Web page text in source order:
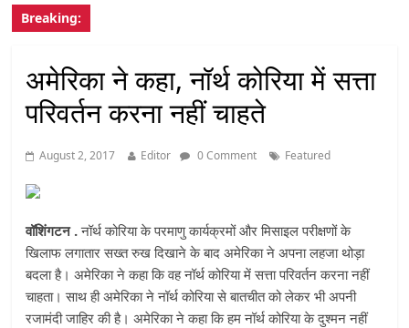
Breaking:
अमेरिका ने कहा, नॉर्थ कोरिया में सत्ता
परिवर्तन करना नहीं चाहते
August 2, 2017 Editor 0 Comment Featured
वॉशिंगटन .नॉर्थ कोरिया के परमाणु कार्यक्रमों और मिसाइल परीक्षणों के
खिलाफ लगातार सख्त रुख दिखाने के बाद अमेरिका ने अपना लहजा थोड़ा
बदला है। अमेरिका ने कहा कि वह नॉर्थ कोरिया में सत्ता परिवर्तन करना नहीं
चाहता। साथ ही अमेरिका ने नॉर्थ कोरिया से बातचीत को लेकर भी अपनी
रजामंदी जाहिर की है। अमेरिका ने कहा कि हम नॉर्थ कोरिया के दुश्मन नहीं